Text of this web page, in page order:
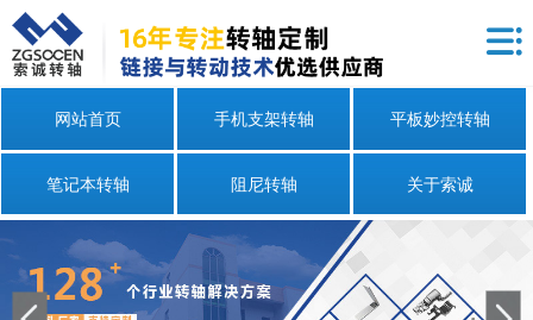
网站首页 手机支架转轴 平板妙控转轴
笔记本转轴 阻尼转轴 关于索诚